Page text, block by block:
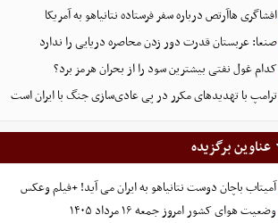
افشاگری هاآرتص درباره سفر فرستاده نتانیاهو به آمریکا
صنعا: عربستان قدرت دور زدن محاصره دریایی را ندارد
کدام غول نفتی بیشترین سود را از بحران هرمز برد؟
ترامپ با تهدیدهای مکرر در پی عادی‌سازی جنگ با ایران است
عناوین برگزیده
آمیتاب باچان دوست نتانیاهو به ایران می آید! +فیلم وعکس
وضعیت هوای کشور امروز جمعه ۱۶ مرداد ۱۴۰۵